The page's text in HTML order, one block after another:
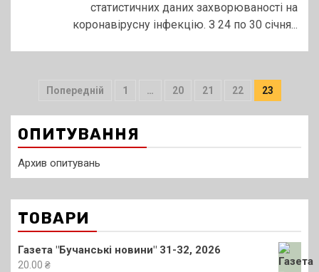
статистичних даних захворюваності на
коронавірусну інфекцію. З 24 по 30 січня...
Пагінація
записів
Попередній 1 … 20 21 22 23
ОПИТУВАННЯ
Архив опитувань
ТОВАРИ
Газета "Бучанські новини" 31-32, 2026
20.00 ₴